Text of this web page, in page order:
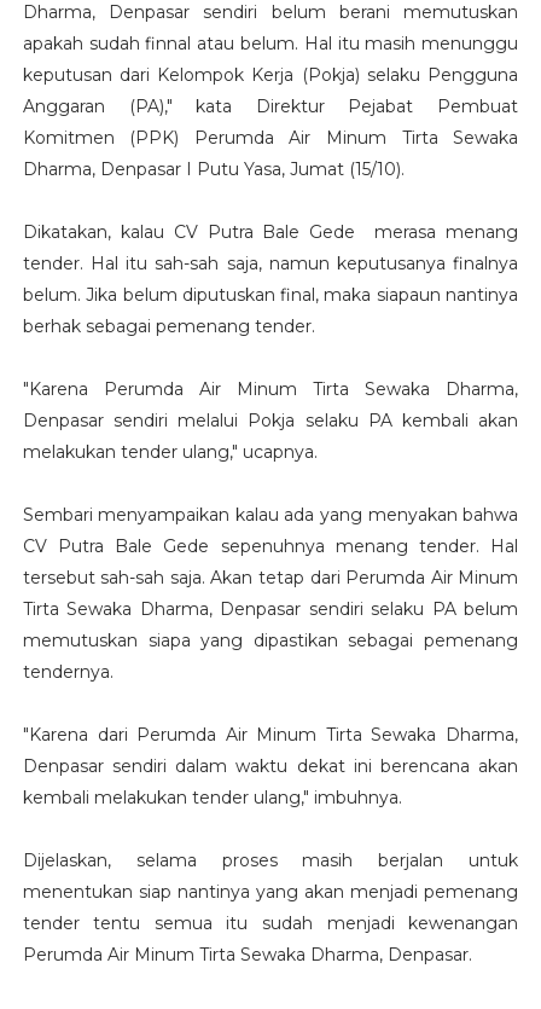
Dharma, Denpasar sendiri belum berani memutuskan
apakah sudah finnal atau belum. Hal itu masih menunggu
keputusan dari Kelompok Kerja (Pokja) selaku Pengguna
Anggaran (PA)," kata Direktur Pejabat Pembuat
Komitmen (PPK) Perumda Air Minum Tirta Sewaka
Dharma, Denpasar I Putu Yasa, Jumat (15/10).
Dikatakan, kalau CV Putra Bale Gede merasa menang
tender. Hal itu sah-sah saja, namun keputusanya finalnya
belum. Jika belum diputuskan final, maka siapaun nantinya
berhak sebagai pemenang tender.
"Karena Perumda Air Minum Tirta Sewaka Dharma,
Denpasar sendiri melalui Pokja selaku PA kembali akan
melakukan tender ulang," ucapnya.
Sembari menyampaikan kalau ada yang menyakan bahwa
CV Putra Bale Gede sepenuhnya menang tender. Hal
tersebut sah-sah saja. Akan tetap dari Perumda Air Minum
Tirta Sewaka Dharma, Denpasar sendiri selaku PA belum
memutuskan siapa yang dipastikan sebagai pemenang
tendernya.
"Karena dari Perumda Air Minum Tirta Sewaka Dharma,
Denpasar sendiri dalam waktu dekat ini berencana akan
kembali melakukan tender ulang," imbuhnya.
Dijelaskan, selama proses masih berjalan untuk
menentukan siap nantinya yang akan menjadi pemenang
tender tentu semua itu sudah menjadi kewenangan
Perumda Air Minum Tirta Sewaka Dharma, Denpasar.